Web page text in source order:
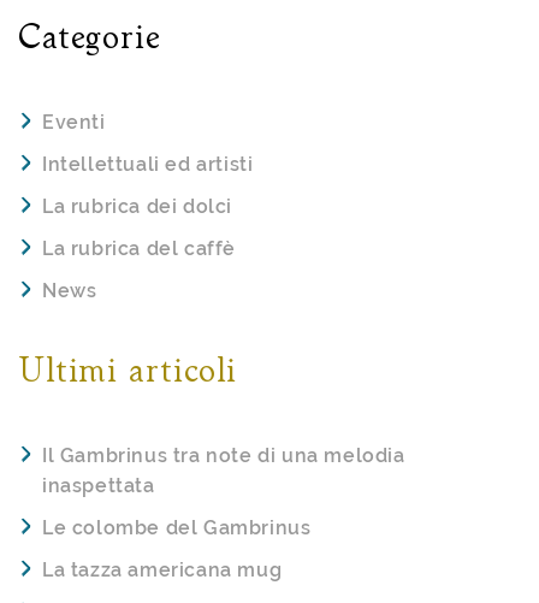
Categorie
Eventi
Intellettuali ed artisti
La rubrica dei dolci
La rubrica del caffè
News
Ultimi articoli
Il Gambrinus tra note di una melodia
inaspettata
Le colombe del Gambrinus
La tazza americana mug